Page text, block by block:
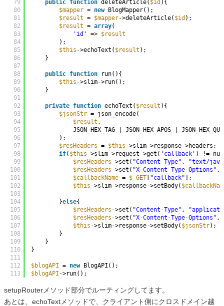
79
80
81
82
83
84
85
86
87
88
89
90
91
92
93
94
95
96
97
98
99
100
101
102
103
104
105
106
107
108
109
110
111
112
113
public function deleteArticle( $id ){
$mapper = new BlogMapper();
$result = $mapper->deleteArticle( $id );
$result = array(
'id'
=> $result
);
$this ->echoText( $result );
}
public function
run(){
$this ->slim->run();
}
private function echoText( $result ){
$jsonStr = json_encode(
$result ,
JSON_HEX_TAG | JSON_HEX_APOS |
);
$resHeaders = $this ->slim->response->headers;
if( $this ->slim->request->get( 'callback' ) !=
$resHeaders ->set( "Content-Type" ,
"text/
$resHeaders ->set( "X-Content-Type-Options" ,
$callbackName = $_GET [ "callback" ];
$this ->slim->response->setBody(
}else{
$resHeaders ->set( "Content-Type" ,
$resHeaders ->set( "X-Content-Type-Options" ,
$this ->slim->response->setBody( $jsonStr);
}
}
}
$blogAPI = new BlogAPI();
$blogAPI ->run();
setupRouterメソッド部分でルーティングしてます。
あとは、echoTextメソッドで、クライアント側にクロスドメイン越